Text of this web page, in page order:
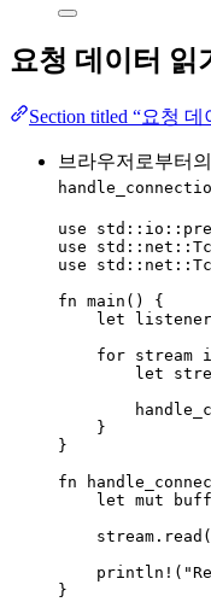
요청 데이터 읽
Section titled “요청
브라우저로부터
use std :: io ::
use std :: net ::
use std :: net ::
fn main () {
let
listener
for stream
let
}
}
fn
let mut
stream . read (
println! ( "
}